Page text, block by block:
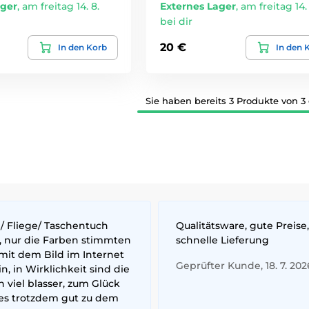
, am freitag 14. 8.
In den Korb
Externes Lager, am freitag 14.
bei dir
20 € In den
Sie haben bereits 3 Produkte von 3
Fliege/ Taschentuch
nur die Farben stimmten
dem Bild im Internet
in Wirklichkeit sind die
viel blasser, zum Glück
trotzdem gut zu dem
Qualitätsware, gute Preise,
schnelle Lieferung
Geprüfter Kunde, 18. 7.